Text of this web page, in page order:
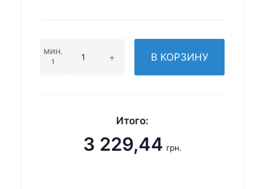
МИН.
1
В КОРЗИНУ
Итого:
3 229,44 грн.